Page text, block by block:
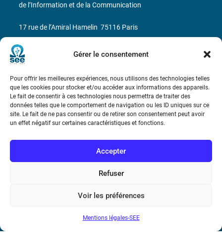
Gérer le consentement
Pour offrir les meilleures expériences, nous utilisons des technologies telles
que les cookies pour stocker et/ou accéder aux informations des appareils.
Le fait de consentir à ces technologies nous permettra de traiter des
données telles que le comportement de navigation ou les ID uniques sur ce
site. Le fait de ne pas consentir ou de retirer son consentement peut avoir
un effet négatif sur certaines caractéristiques et fonctions.
Accepter
Refuser
Voir les préférences
Mentions légales-SEE
Bicentenaire des découvertes d’André-
Marie Ampère
Conditions Générales de Vente
Mentions légales
de l’Information et de la Communication
17 rue de l’Amiral Hamelin 75116 Paris
Métro : « Boissière » Ligne 6 et « Iéna » Ligne 9
N° de SIREN : 785 393 232, Code APE : 9412Z TVA intra-
communautaire : FR44 785 393 232